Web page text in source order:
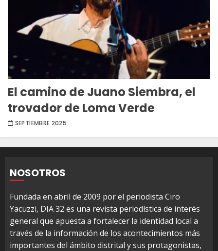
El camino de Juano Siembra, el
trovador de Loma Verde
SEPTIEMBRE 2025
NOSOTROS
Fundada en abril de 2009 por el periodista Ciro
Yacuzzi, DIA 32 es una revista periodística de interés
general que apuesta a fortalecer la identidad local a
través de la información de los acontecimientos más
importantes del ámbito distrital y sus protagonistas,